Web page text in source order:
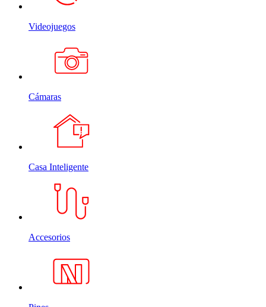
Videojuegos
Cámaras
Casa Inteligente
Accesorios